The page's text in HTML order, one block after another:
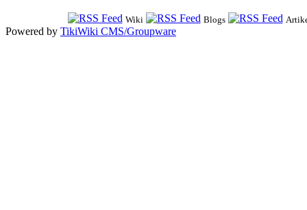
Wiki Blogs
Powered by TikiWiki CMS/Groupware